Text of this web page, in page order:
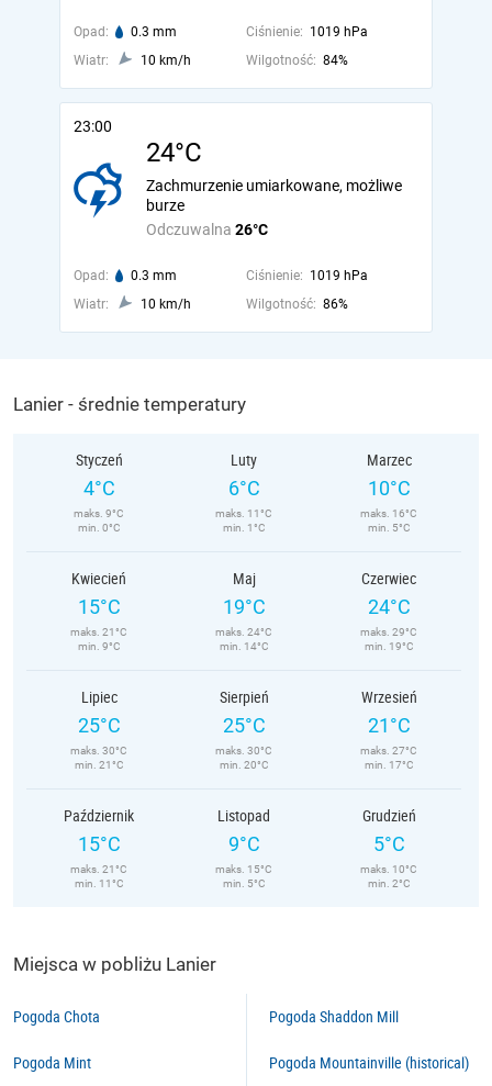
Opad: 0.3 mm Ciśnienie: 1019 hPa
Wiatr:
10 km/h Wilgotność: 84%
23:00
24°C
Odczuwalna 26°C
Zachmurzenie umiarkowane, możliwe
burze
Opad: 0.3 mm Ciśnienie: 1019 hPa
Wiatr:
10 km/h Wilgotność: 86%
Lanier - średnie temperatury
Styczeń
4°C
maks. 9°C
min. 0°C
Luty
6°C
maks. 11°C
min. 1°C
Marzec
10°C
maks. 16°C
min. 5°C
Kwiecień
15°C
maks. 21°C
min. 9°C
Maj
19°C
maks. 24°C
min. 14°C
Czerwiec
24°C
maks. 29°C
min. 19°C
Lipiec
25°C
maks. 30°C
min. 21°C
Sierpień
25°C
maks. 30°C
min. 20°C
Wrzesień
21°C
maks. 27°C
min. 17°C
Październik
15°C
maks. 21°C
min. 11°C
Listopad
9°C
maks. 15°C
min. 5°C
Grudzień
5°C
maks. 10°C
min. 2°C
Miejsca w pobliżu Lanier
Pogoda Chota
Pogoda Mint
Pogoda Shaddon Mill
Pogoda Mountainville (historical)